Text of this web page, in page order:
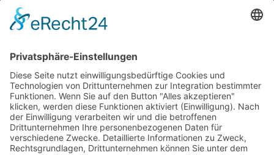
LET’S TALK
815.555.5555
DONEC EUISMOD EU LIGULA
Get a Free Consultation With One
Of Our Experts